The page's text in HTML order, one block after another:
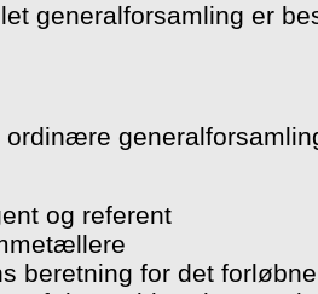
generalforsamling er
ordinære
og referent
beretning for det